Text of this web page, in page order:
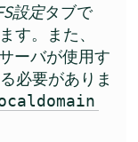
設定タブで
す。また、
ーバが使用す
必要がありま